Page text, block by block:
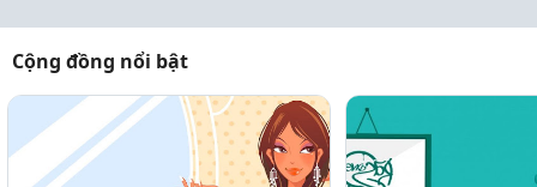
Cộng đồng nổi bật